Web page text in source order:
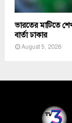
ভারতের মাটিতে
বার্তা ঢাকার
August 5, 2026